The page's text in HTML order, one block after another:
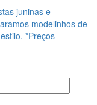
juninas e
modelinhos de
*Preços